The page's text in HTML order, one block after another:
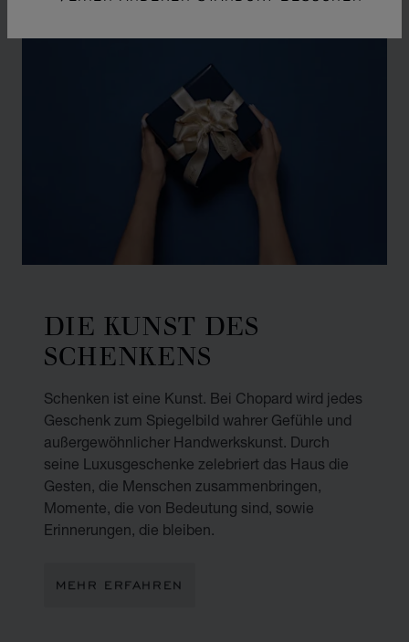
DIE KUNST DES
SCHENKENS
Schenken ist eine Kunst. Bei Chopard wird jedes
Geschenk zum Spiegelbild wahrer Gefühle und
außergewöhnlicher Handwerkskunst. Durch
seine Luxusgeschenke zelebriert das Haus die
Gesten, die Menschen zusammenbringen,
Momente, die von Bedeutung sind, sowie
Erinnerungen, die bleiben.
MEHR ERFAHREN